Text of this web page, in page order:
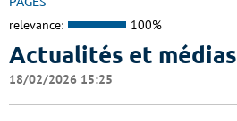
relevance: 100%
Actualités et médias
18/02/2026 15:25